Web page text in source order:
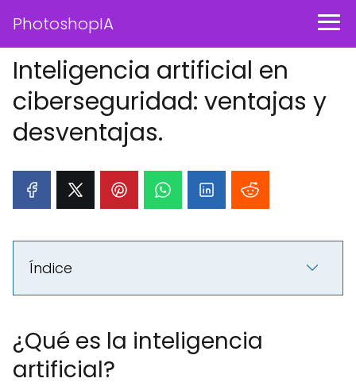
PhotoshopIA
Inteligencia artificial en
ciberseguridad: ventajas y
desventajas.
Índice
¿Qué es la inteligencia
artificial?